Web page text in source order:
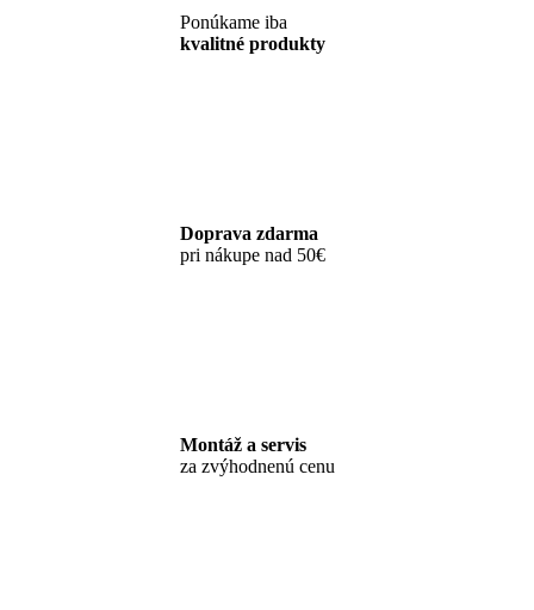
Ponúkame iba
kvalitné produkty
Doprava zdarma
pri nákupe nad 50€
Montáž a servis
za zvýhodnenú cenu